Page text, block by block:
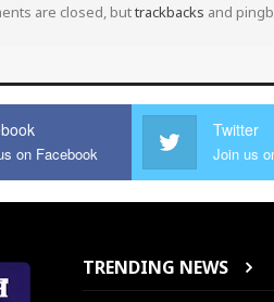
are closed, buttrackbacks and
on Facebook
Twitter
Join us
TRENDING NEWS